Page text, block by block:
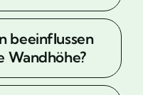
beeinflussen
Wandhöhe?